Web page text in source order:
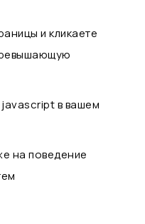
и кликаете
в вашем
на поведение